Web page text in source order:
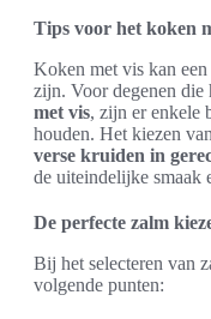
Tips voor het koken
Koken met vis kan
zijn. Voor degenen
met vis, zijn er enkele
houden. Het kiezen
verse kruiden in
de uiteindelijke smaak
De perfecte zalm
Bij het selecteren van
volgende punten: